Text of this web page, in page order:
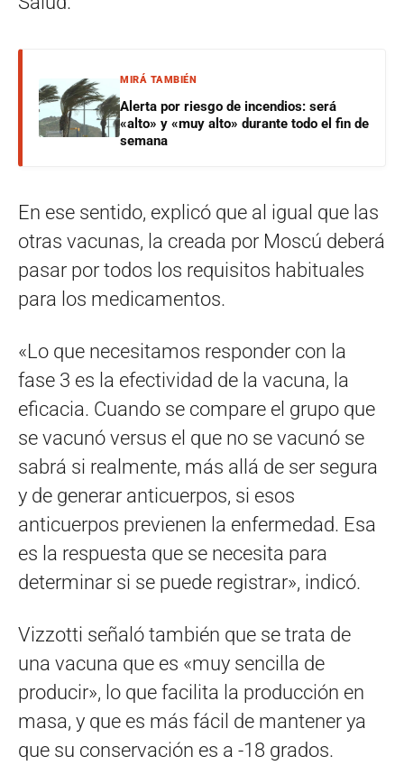
MIRÁ TAMBIÉN
Alerta por riesgo de incendios: será
«alto» y «muy alto» durante todo el fin de
semana
En ese sentido, explicó que al igual que las
otras vacunas, la creada por Moscú deberá
pasar por todos los requisitos habituales
para los medicamentos.
«Lo que necesitamos responder con la
fase 3 es la efectividad de la vacuna, la
eficacia. Cuando se compare el grupo que
se vacunó versus el que no se vacunó se
sabrá si realmente, más allá de ser segura
y de generar anticuerpos, si esos
anticuerpos previenen la enfermedad. Esa
es la respuesta que se necesita para
determinar si se puede registrar», indicó.
Vizzotti señaló también que se trata de
una vacuna que es «muy sencilla de
producir», lo que facilita la producción en
masa, y que es más fácil de mantener ya
que su conservación es a -18 grados.